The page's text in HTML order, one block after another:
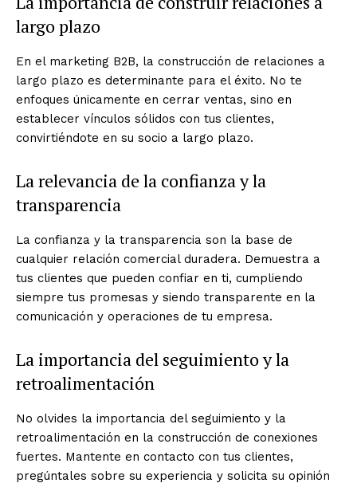
largo plazo
En el marketing B2B, la construcción de relaciones a
largo plazo es determinante para el éxito. No te
enfoques únicamente en cerrar ventas, sino en
establecer vínculos sólidos con tus clientes,
convirtiéndote en su socio a largo plazo.
La relevancia de la confianza y la
transparencia
La confianza y la transparencia son la base de
cualquier relación comercial duradera. Demuestra a
tus clientes que pueden confiar en ti, cumpliendo
siempre tus promesas y siendo transparente en la
comunicación y operaciones de tu empresa.
La importancia del seguimiento y la
retroalimentación
No olvides la importancia del seguimiento y la
retroalimentación en la construcción de conexiones
fuertes. Mantente en contacto con tus clientes,
pregúntales sobre su experiencia y solicita su opinión